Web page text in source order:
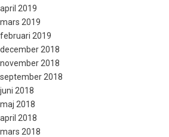
april 2019
mars 2019
februari 2019
december 2018
november 2018
september 2018
juni 2018
maj 2018
april 2018
mars 2018